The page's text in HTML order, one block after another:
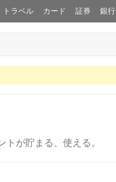
トラベル カード 証券 銀行
トが貯まる、使える。